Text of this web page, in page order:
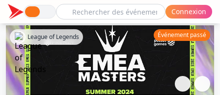
Connexion
League of Legends Événement passé